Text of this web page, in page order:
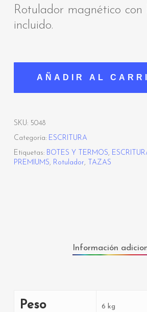
Rotulador magnético con
incluido.
AÑADIR AL
SKU: 5048
Categoría: ESCRITURA
Etiquetas: BOTES Y TERMOS,
PREMIUMS, Rotulador, TAZAS
Información
Peso 6 kg